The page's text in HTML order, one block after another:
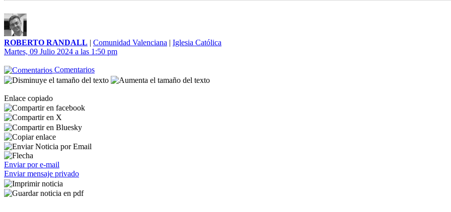
ROBERTO RANDALL | Comunidad Valenciana | Iglesia Católica
Martes, 09 Julio 2024 a las 1:50 pm
Comentarios
Enlace copiado
Enviar por e-mail
Enviar mensaje privado